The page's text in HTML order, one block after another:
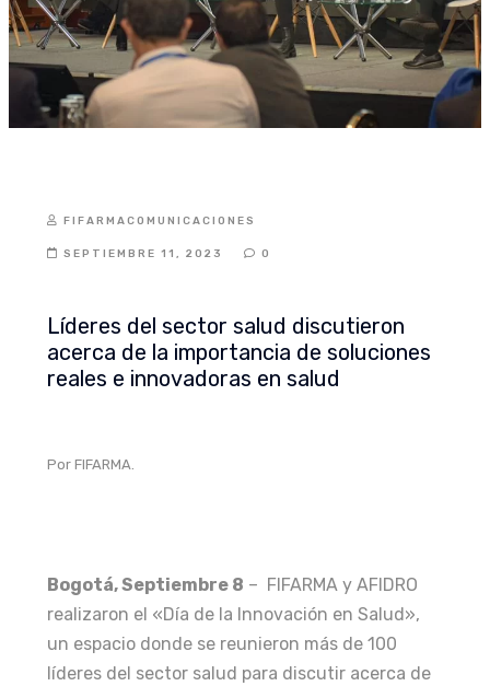
PUBLICACIONES
FIFARMACOMUNICACIONES
SEPTIEMBRE 11, 2023 0
Líderes del sector salud discutieron
acerca de la importancia de soluciones
reales e innovadoras en salud
Por FIFARMA.
Bogotá, Septiembre 8 – FIFARMA y AFIDRO
realizaron el «Día de la Innovación en Salud»,
un espacio donde se reunieron más de 100
líderes del sector salud para discutir acerca de